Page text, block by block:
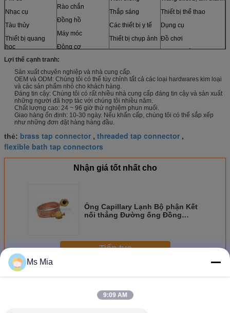
Nhạc cụ
Tàu thủy
Thiết bị quang
học
Cảm biến
Mô hình
Rào chắn
Đồng hồ
Máy móc
Động cơ
Đồ nội thất
Thắp sáng
Các thiết bị y tế
Thiết bị chụp ảnh
Thiết bị thể thao
Dụng cụ
Đồ chơi
và hơn thế nữa
Lợi thế cạnh tranh:
Sản xuất chuyên nghiệp và nhà cung cấp.
OEM và ODM: Chúng tôi có thể tùy chỉnh tất cả các loại hardwares kim loại
và các sản phẩm nhỏ cho khách hàng.
Đáng tin cậy: Chúng tôi có rất nhiều nhà cung cấp đáng tin cậy và sản xuất
những người đã hợp tác với chúng tôi nhiều năm.
Chất lượng cao: 24 ~ 96 giờ thử nghiệm phun muối.
Giao hàng ổn định: 10-30 ngày. Nếu khẩn cấp, chúng tôi có thể sắp xếp
như những đơn đặt hàng hàng đầu.
thẻ: brass tap connector , threaded tap connector ,
flexible bath tap connectors
Nhận giá tốt nhất cho
Ống Capillary Lạnh Bộ phận Kết
nối thẳng Đường ống Đồng
Tiếp tục
HơnĐầu nối ống thẳng
Ms Mia
9:09 AM